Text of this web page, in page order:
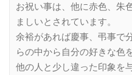
お祝い事は、他に赤色、朱
ましいとされています。
余裕があれば慶事、弔事で
らの中から自分の好きな色
他の人と少し違った印象を